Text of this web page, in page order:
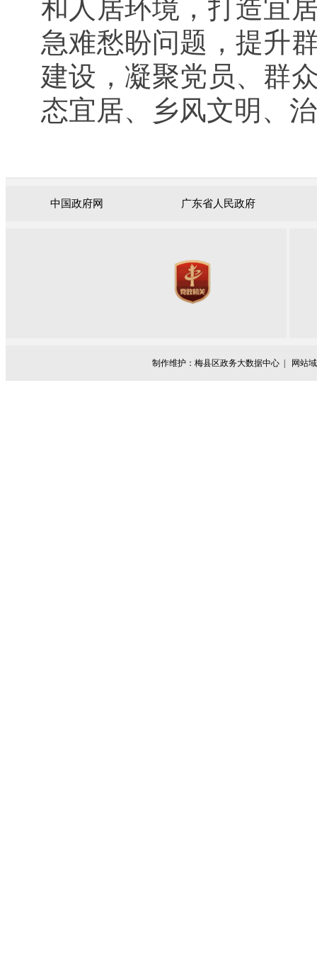
和人居环境，打造宜
急难愁盼问题，提升
建设，凝聚党员、群
态宜居、乡风文明、
中国政府网 广东省人民政府
制作维护：梅县区政务大数据中心 | 网站